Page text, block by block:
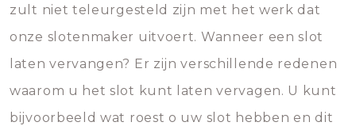
zult niet teleurgesteld zijn met het werk dat
onze slotenmaker uitvoert. Wanneer een slot
laten vervangen? Er zijn verschillende redenen
waarom u het slot kunt laten vervagen. U kunt
bijvoorbeeld wat roest o uw slot hebben en dit